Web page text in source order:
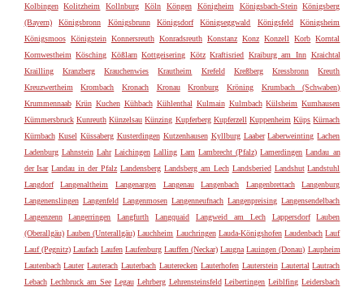
Kolbingen
Kolitzheim Kollnburg Köln Köngen Königheim Königsbach-Stein
Königsberg
(Bayern)
Königsbronn Königsbrunn Königsdorf Königseggwald Königsfeld
Königsheim
Königsmoos Königstein Konnersreuth Konradsreuth Konstanz Konz Konzell Korb Korntal
Kornwestheim Kösching Kößlarn Kottgeisering Kötz Kraftisried Kraiburg am Inn Kraichtal
Krailling
Kranzberg Krauchenwies Krautheim Krefeld Kreßberg Kressbronn
Kreuth
Kreuzwertheim
Krombach Kronach Kronau Kronburg Kröning
Krumbach (Schwaben)
Krummennaab Krün Kuchen Kühbach Kühlenthal Kulmain Kulmbach Külsheim Kumhausen
Kümmersbruck Kunreuth Künzelsau Künzing Kupferberg Kupferzell Kuppenheim Küps Kürnach
Kürnbach Kusel Küssaberg Kusterdingen Kutzenhausen Kyllburg Laaber Laberweinting Lachen
Ladenburg Lahnstein Lahr Laichingen Lalling Lam Lambrecht (Pfalz) Lamerdingen Landau an
der Isar Landau in der Pfalz Landensberg Landsberg am Lech Landsberied Landshut Landstuhl
Langdorf
Langenaltheim Langenargen Langenau Langenbach Langenbrettach
Langenburg
Langenenslingen Langenfeld Langenmosen Langenneufnach Langenpreising Langensendelbach
Langenzenn
Langerringen Langfurth Langquaid Langweid am Lech Lappersdorf
Lauben
(Oberallgäu) Lauben (Unterallgäu) Lauchheim Lauchringen Lauda-Königshofen Laudenbach Lauf
Lauf (Pegnitz) Laufach Laufen Laufenburg Lauffen (Neckar) Laugna Lauingen (Donau) Laupheim
Lautenbach Lauter Lauterach Lauterbach Lauterecken Lauterhofen Lauterstein Lautertal Lautrach
Lebach Lechbruck am See Legau Lehrberg Lehrensteinsfeld Leibertingen Leiblfing Leidersbach